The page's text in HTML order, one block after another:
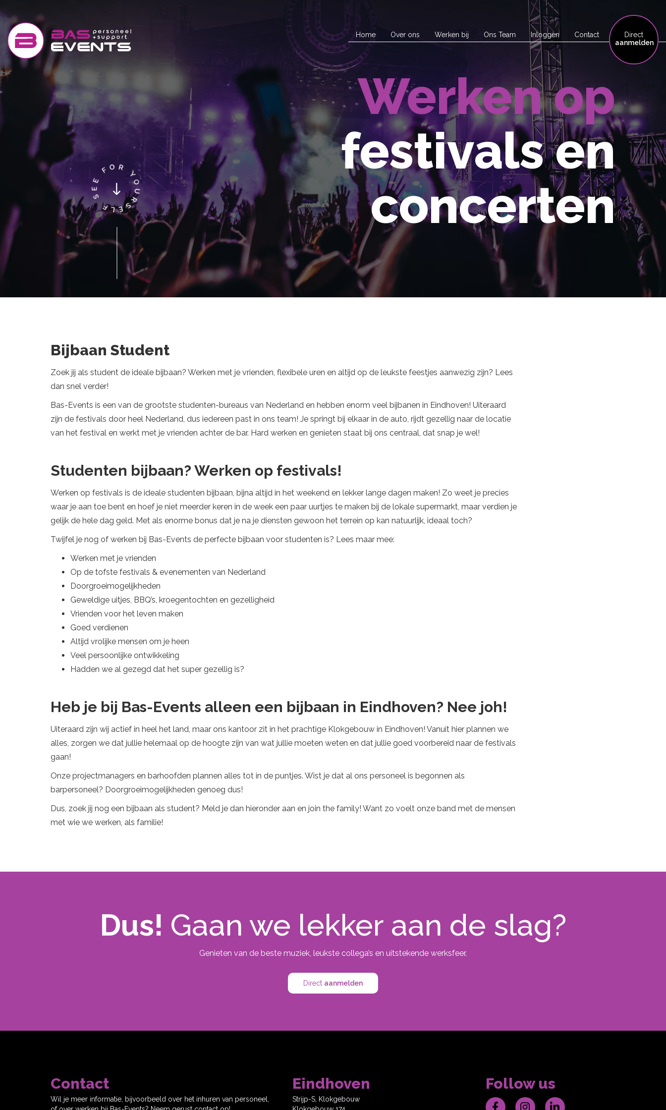
Home Over ons Werken bij Ons Team Inloggen Contact
Direct
aanmelden
Werken op
festivals en
concerten
Bijbaan Student
Zoek jij als student de ideale bijbaan? Werken met je vrienden, flexibele uren en altijd op de leukste feestjes aanwezig zijn? Lees
dan snel verder!
Bas-Events is een van de grootste studenten-bureaus van Nederland en hebben enorm veel bijbanen in Eindhoven! Uiteraard
zijn de festivals door heel Nederland, dus iedereen past in ons team! Je springt bij elkaar in de auto, rijdt gezellig naar de locatie
van het festival en werkt met je vrienden achter de bar. Hard werken en genieten staat bij ons centraal, dat snap je wel!
Studenten bijbaan? Werken op festivals!
Werken op festivals is de ideale studenten bijbaan, bijna altijd in het weekend en lekker lange dagen maken! Zo weet je precies
waar je aan toe bent en hoef je niet meerder keren in de week een paar uurtjes te maken bij de lokale supermarkt, maar verdien je
gelijk de hele dag geld. Met als enorme bonus dat je na je diensten gewoon het terrein op kan natuurlijk, ideaal toch?
Twijfel je nog of werken bij Bas-Events de perfecte bijbaan voor studenten is? Lees maar mee:
Werken met je vrienden
Op de tofste festivals & evenementen van Nederland
Doorgroeimogelijkheden
Geweldige uitjes, BBQ’s, kroegentochten en gezelligheid
Vrienden voor het leven maken
Goed verdienen
Altijd vrolijke mensen om je heen
Veel persoonlijke ontwikkeling
Hadden we al gezegd dat het super gezellig is?
Heb je bij Bas-Events alleen een bijbaan in Eindhoven? Nee joh!
Uiteraard zijn wij actief in heel het land, maar ons kantoor zit in het prachtige Klokgebouw in Eindhoven! Vanuit hier plannen we
alles, zorgen we dat jullie helemaal op de hoogte zijn van wat jullie moeten weten en dat jullie goed voorbereid naar de festivals
gaan!
Onze projectmanagers en barhoofden plannen alles tot in de puntjes. Wist je dat al ons personeel is begonnen als
barpersoneel? Doorgroeimogelijkheden genoeg dus!
Dus, zoek jij nog een bijbaan als student? Meld je dan hieronder aan en join the family! Want zo voelt onze band met de mensen
met wie we werken, als familie!
Dus! Gaan we lekker aan de slag?
Genieten van de beste muziek, leukste collega’s en uitstekende werksfeer.
Direct aanmelden
Contact
Wil je meer informatie, bijvoorbeeld over het inhuren van personeel,
Eindhoven
Strijp-S, Klokgebouw
Follow us